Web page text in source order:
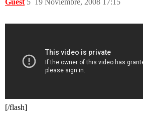
Guest 19 Noviembre, 2008 17:15
5
[/flash]